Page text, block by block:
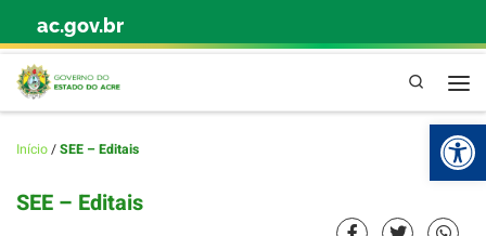
Skip to content
ac.gov.br
Pesquisa
Início/SEE – Editais
SEE – Editais